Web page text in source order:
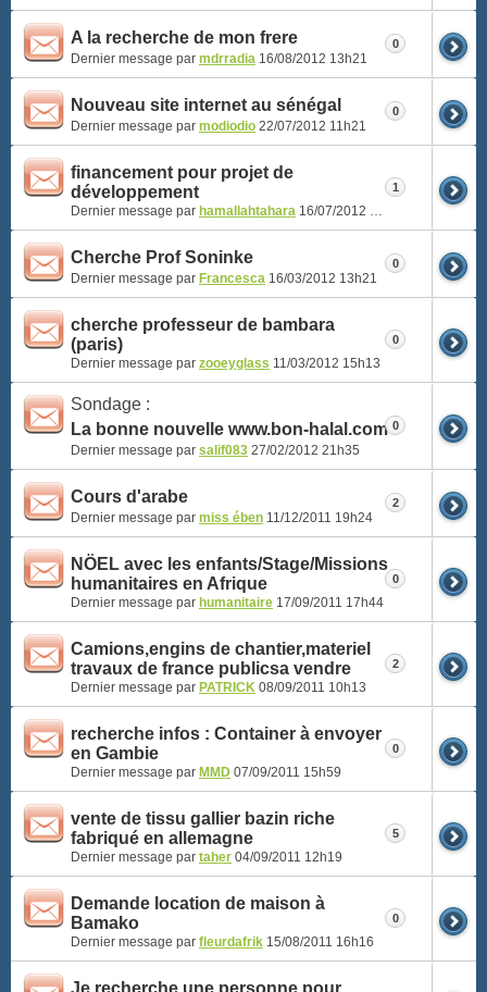
A la recherche de mon frere
Dernier message par mdrradia 16/08/2012 13h21
0
Nouveau site internet au sénégal
Dernier message par modiodio 22/07/2012 11h21
0
financement pour projet de
développement
Dernier message par hamallahtahara 16/07/2012
1
Cherche Prof Soninke
Dernier message par Francesca 16/03/2012 13h21
0
cherche professeur de bambara
(paris)
Dernier message par zooeyglass 11/03/2012 15h13
0
Sondage :
La bonne nouvelle www.bon-halal.com
Dernier message par salif083 27/02/2012 21h35
0
Cours d'arabe
Dernier message par miss ében 11/12/2011 19h24
2
NÖEL avec les enfants/Stage/Missions
humanitaires en Afrique
Dernier message par humanitaire 17/09/2011 17h44
0
Camions,engins de chantier,materiel
travaux de france publicsa vendre
Dernier message par PATRICK 08/09/2011 10h13
2
recherche infos : Container à envoyer
en Gambie
Dernier message par MMD 07/09/2011 15h59
0
vente de tissu gallier bazin riche
fabriqué en allemagne
Dernier message par taher 04/09/2011 12h19
5
Demande location de maison à
Bamako
Dernier message par fleurdafrik 15/08/2011 16h16
0
Je recherche une personne pour